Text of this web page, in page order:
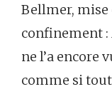
Bellmer, mise
confinement :
ne l’a encore
comme si